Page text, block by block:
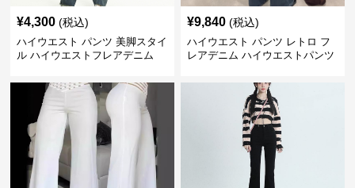
¥4,300 (税込)
ハイウエスト パンツ 美脚スタイ
ル ハイウエストフレアデニム
¥9,840 (税込)
ハイウエスト パンツ レトロ フ
レアデニム ハイウエストパンツ